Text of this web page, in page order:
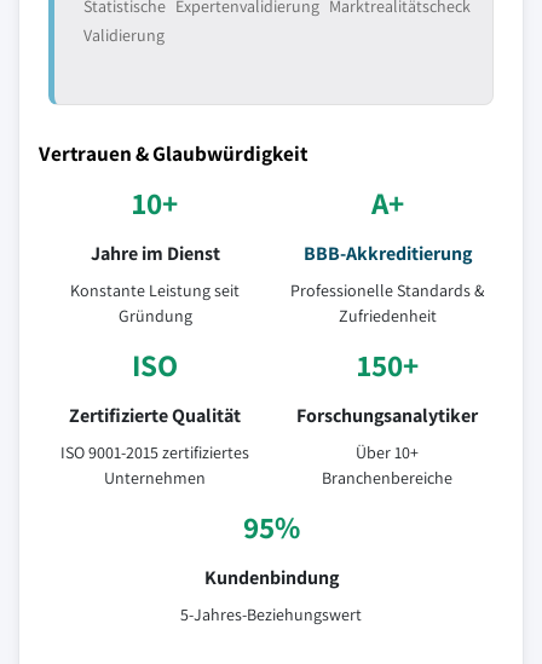
Statistische
Validierung
Expertenvalidierung Marktrealitätscheck
Vertrauen & Glaubwürdigkeit
10+
Jahre im Dienst
Konstante Leistung seit
Gründung
A+
BBB-Akkreditierung
Professionelle Standards &
Zufriedenheit
ISO
Zertifizierte Qualität
ISO 9001-2015 zertifiziertes
Unternehmen
150+
Forschungsanalytiker
Über 10+
Branchenbereiche
95%
Kundenbindung
5-Jahres-Beziehungswert